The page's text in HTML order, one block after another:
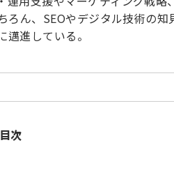
ろん、SEOやデジタル技術の
進している。
目次